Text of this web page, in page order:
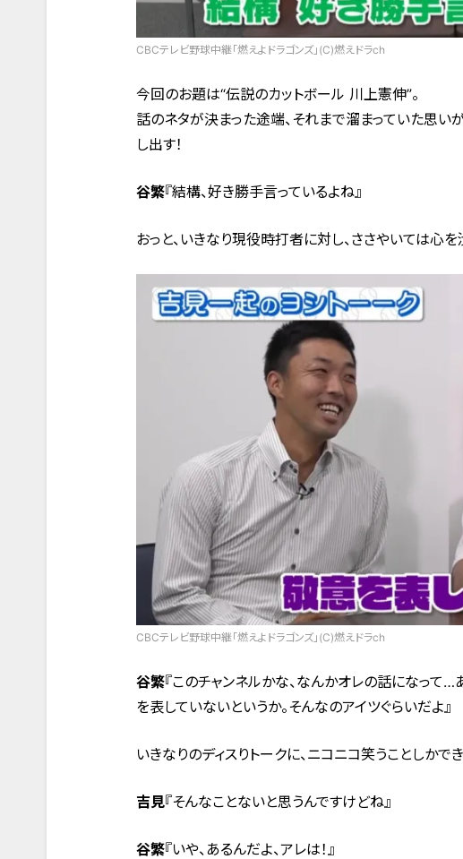
CBCテレビ野球中継「燃えよドラゴンズ」(C)燃えドラch
今回のお題は“伝説のカットボール 川上憲伸”。
話のネタが決まった途端、それまで溜まっていた思い
し出す！
谷繁『結構、好き勝手言っているよね』
おっと、いきなり現役時打者に対し、ささやいては心を
CBCテレビ野球中継「燃えよドラゴンズ」(C)燃えドラch
谷繁『このチャンネルかな、なんかオレの話になって…
を表していないというか。そんなのアイツぐらいだよ』
いきなりのディスりトークに、ニコニコ笑うことしかで
吉見『そんなことないと思うんですけどね』
谷繁『いや、あるんだよ、アレは！』